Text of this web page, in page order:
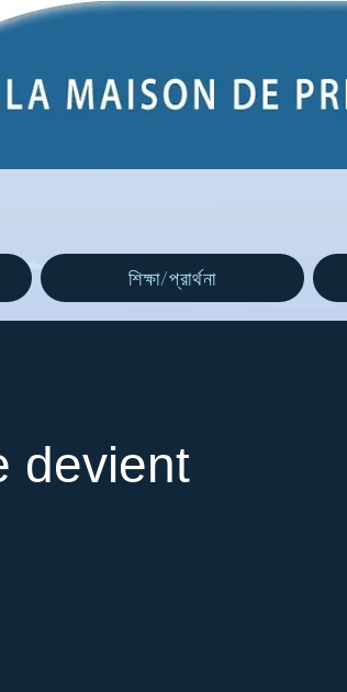
শিক্ষা/প্রার্থনা
devient